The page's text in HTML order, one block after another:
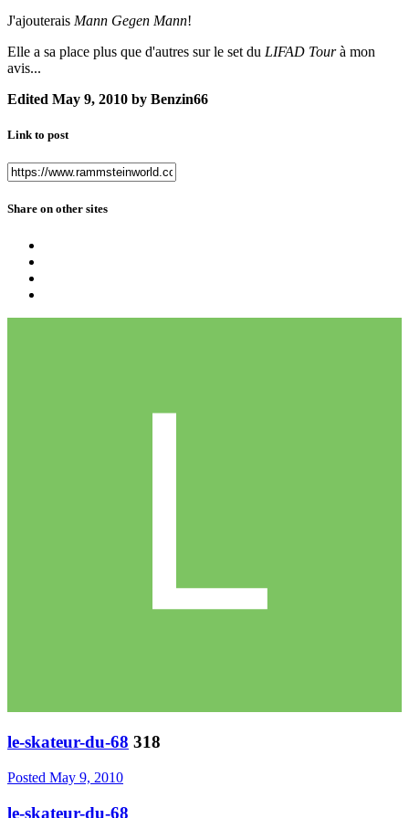
J'ajouterais Mann Gegen Mann!
Elle a sa place plus que d'autres sur le set du LIFAD Tourà mon
avis...
Edited May 9, 2010 by Benzin66
Link to post
Share on other sites
le-skateur-du-68 318
Posted May 9, 2010
le-skateur-du-68